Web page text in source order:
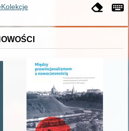
Kolekcje